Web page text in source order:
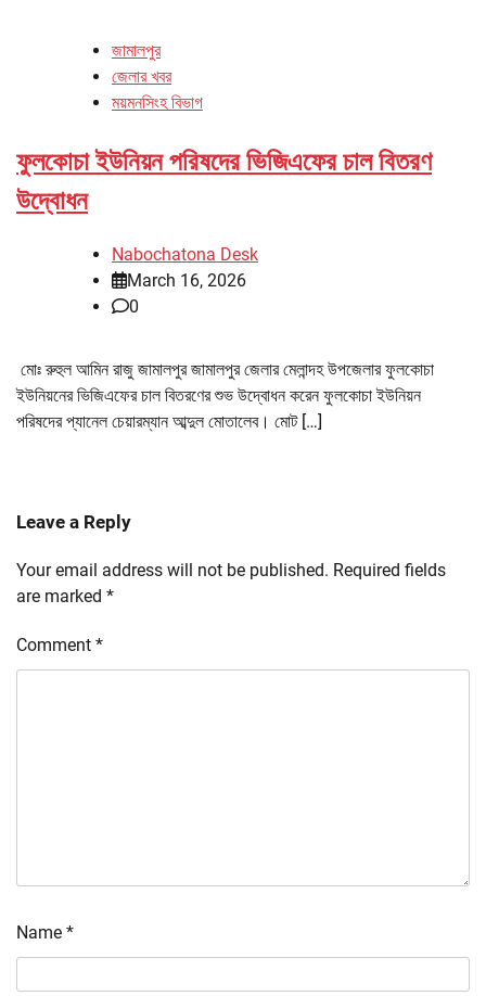
জামালপুর
জেলার খবর
ময়মনসিংহ বিভাগ
ফুলকোচা ইউনিয়ন পরিষদের ভিজিএফের চাল বিতরণ
উদ্বোধন
Nabochatona Desk
March 16, 2026
0
মোঃ রুহুল আমিন রাজু জামালপুর জামালপুর জেলার মেলান্দহ উপজেলার ফুলকোচা
ইউনিয়নের ভিজিএফের চাল বিতরণের শুভ উদ্বোধন করেন ফুলকোচা ইউনিয়ন
পরিষদের প্যানেল চেয়ারম্যান আব্দুল মোতালেব। মোট […]
Leave a Reply
Your email address will not be published. Required fields
are marked *
Comment *
Name *